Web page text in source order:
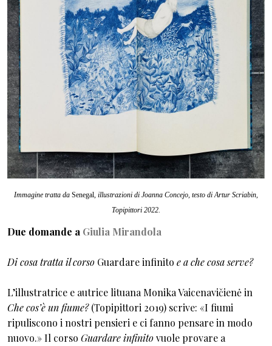
Immagine tratta da Senegal , illustrazioni di Joanna Concejo, testo di Artur Scriabin,
Topipittori 2022.
Due domande a Giulia Mirandola
Di cosa tratta il corso Guardare infinito e a che cosa serve?
L’illustratrice e autrice lituana Monika Vaicenavičienė in
Che cos’è un fiume?(Topipittori 2019) scrive: «I fiumi
ripuliscono i nostri pensieri e ci fanno pensare in modo
nuovo.» Il corso Guardare infinitovuole provare a